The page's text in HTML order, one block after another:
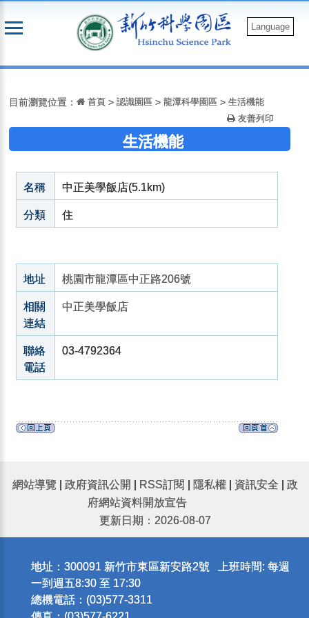
到
Language
目前瀏覽位置： 首頁 >認識園區 >龍潭科學園區 >生活機能
友善列印
生活機能
名稱 中正美學飯店(5.1km)
分類 住
地址 桃園市龍潭區中正路206號
相關
連結
中正美學飯店
聯絡
電話
03-4792364
網站導覽 政府資訊公開 RSS訂閱 隱私權 資訊安全
政
府網站資料開放宣告
更新日期：2026-08-07
地址：300091 新竹市東區新安路2號 上班時間: 每週
一到週五8:30 至 17:30
總機電話：(03)577-3311